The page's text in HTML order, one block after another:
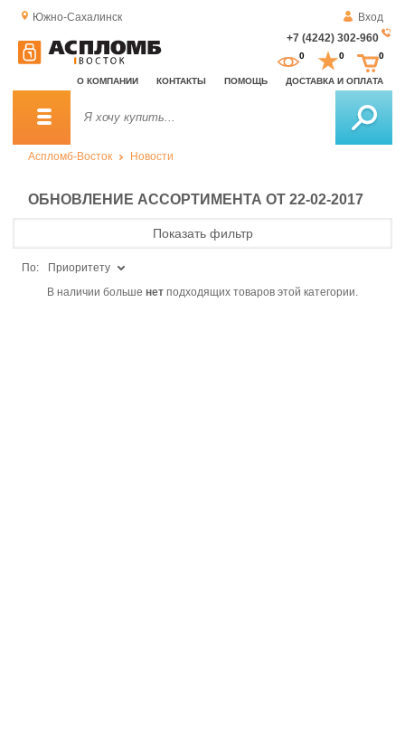
Южно-Сахалинск
Вход
+7 (4242) 302-960
О КОМПАНИИ КОНТАКТЫ ПОМОЩЬ ДОСТАВКА И ОПЛАТА
0 0 0
Аспломб-Восток Новости
ОБНОВЛЕНИЕ АССОРТИМЕНТА ОТ 22-02-2017
Показать фильтр
По:
Приоритету
В наличии больше нет подходящих товаров этой категории.